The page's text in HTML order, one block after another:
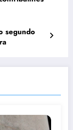
segundo